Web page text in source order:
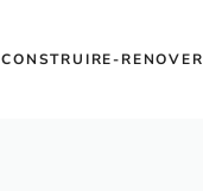
CONSTRUIRE-RENOVER